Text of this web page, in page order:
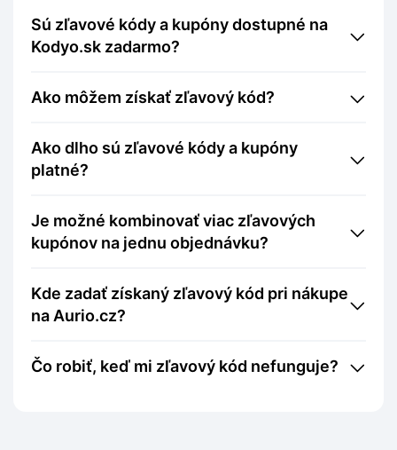
Sú zľavové kódy a kupóny dostupné na
Kodyo.sk zadarmo?
Ako môžem získať zľavový kód?
Ako dlho sú zľavové kódy a kupóny
platné?
Je možné kombinovať viac zľavových
kupónov na jednu objednávku?
Kde zadať získaný zľavový kód pri nákupe
na Aurio.cz?
Čo robiť, keď mi zľavový kód nefunguje?